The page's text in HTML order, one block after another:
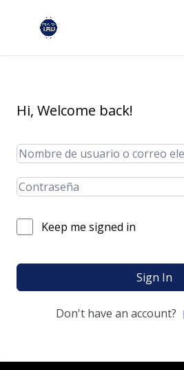
Hi, Welcome back!
Keep me signed in
Sign In
Don't have an account?